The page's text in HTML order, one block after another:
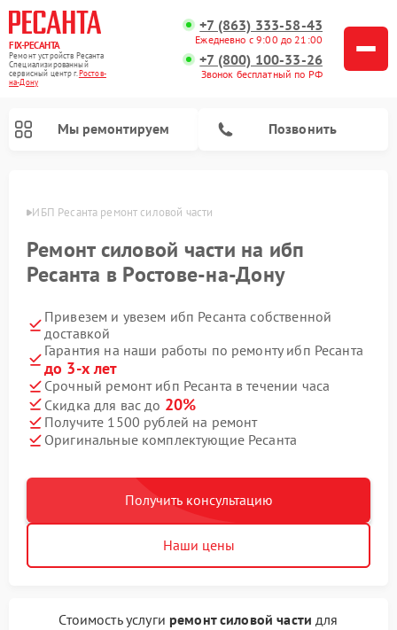
FIX-РЕСАНТА
Ремонт устройств Ресанта
Специализированный
cервисный центр г.Ростов-
на-Дону
+7 (863) 333-58-43
Ежедневно с 9:00 до 21:00
+7 (800) 100-33-26
Звонок бесплатный по РФ
Мы ремонтируем Позвонить
Дону ИБП Ресанта ремонт силовой части
Ремонт силовой части на ибп
Ресанта в Ростове-на-Дону
Привезем и увезем ибп Ресанта собственной
доставкой
Гарантия на наши работы по ремонту ибп Ресанта
до 3-х лет
Срочный ремонт ибп Ресанта в течении часа
Скидка для вас до 20%
Получите 1500 рублей на ремонт
Оригинальные комплектующие Ресанта
Получить консультацию
Наши цены
Стоимость услуги ремонт силовой части для